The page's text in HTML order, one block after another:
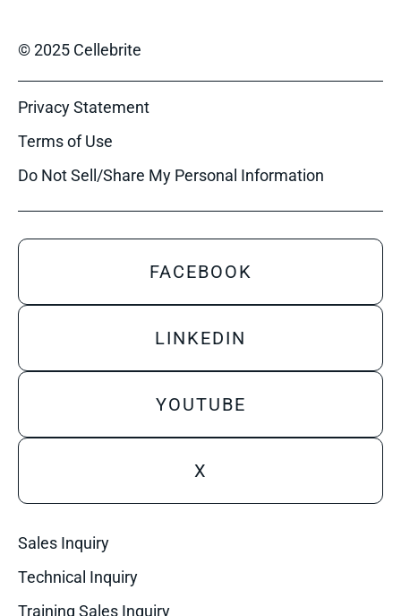
© 2025 Cellebrite
Privacy Statement
Terms of Use
Do Not Sell/Share My Personal Information
FACEBOOK
LINKEDIN
YOUTUBE
X
Sales Inquiry
Technical Inquiry
Training Sales Inquiry